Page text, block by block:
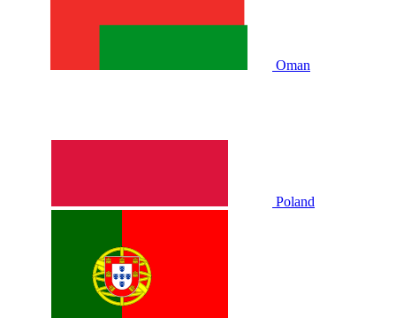
Oman
Poland